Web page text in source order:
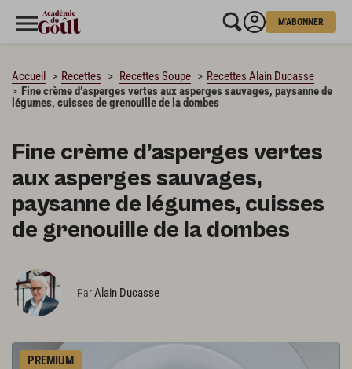
M'ABONNER
Accueil Recettes Recettes Soupe
Recettes Alain Ducasse
Fine crème d’asperges vertes aux asperges sauvages, paysanne de
légumes, cuisses de grenouille de la dombes
Fine crème d’asperges vertes
aux asperges sauvages,
paysanne de légumes, cuisses
de grenouille de la dombes
ParAlain Ducasse
PREMIUM
CHARGEMENT…